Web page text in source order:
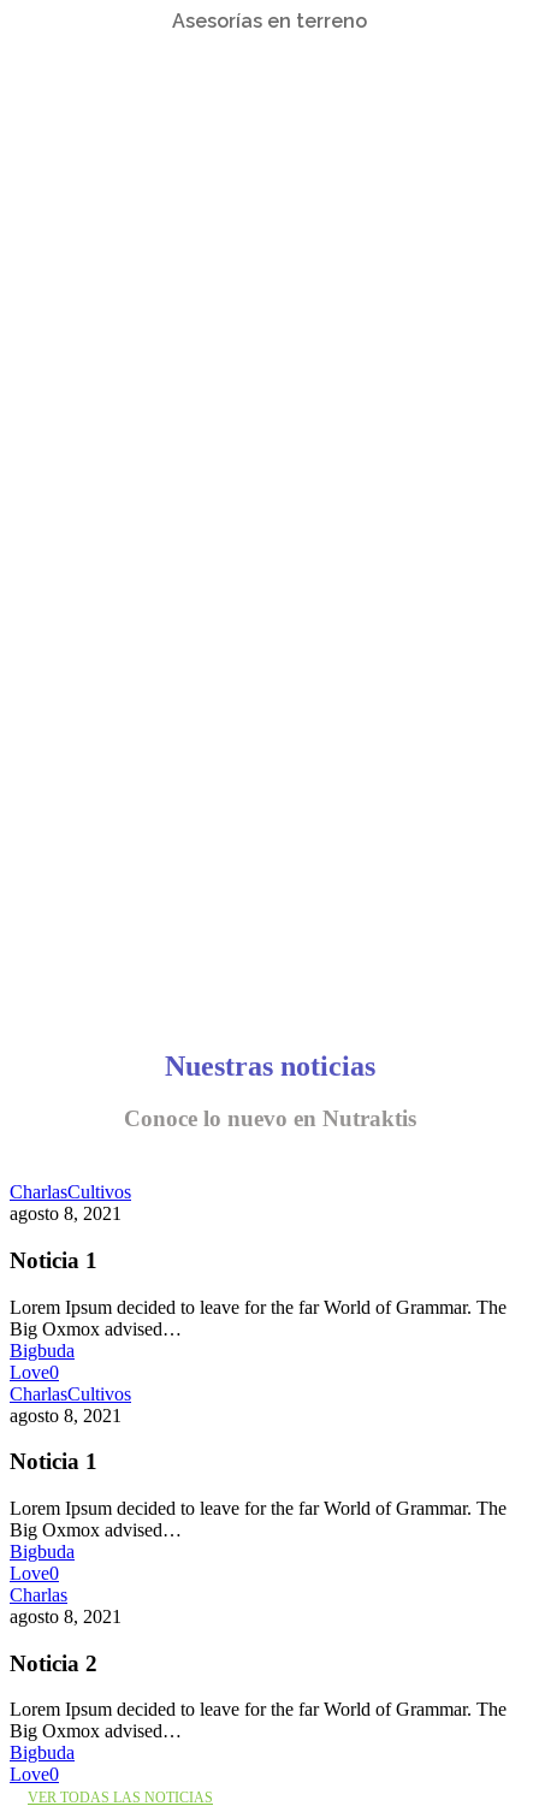
Asesorías en terreno
Nuestras noticias
Conoce lo nuevo en Nutraktis
CharlasCultivos
agosto 8, 2021
Noticia 1
Lorem Ipsum decided to leave for the far World of Grammar. The
Big Oxmox advised…
Bigbuda
Love0
CharlasCultivos
agosto 8, 2021
Noticia 1
Lorem Ipsum decided to leave for the far World of Grammar. The
Big Oxmox advised…
Bigbuda
Love0
Charlas
agosto 8, 2021
Noticia 2
Lorem Ipsum decided to leave for the far World of Grammar. The
Big Oxmox advised…
Bigbuda
Love0
VER TODAS LAS NOTICIAS